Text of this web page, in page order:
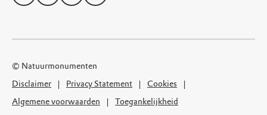
© Natuurmonumenten
Disclaimer
Privacy Statement
Cookies
Algemene voorwaarden
Toegankelijkheid